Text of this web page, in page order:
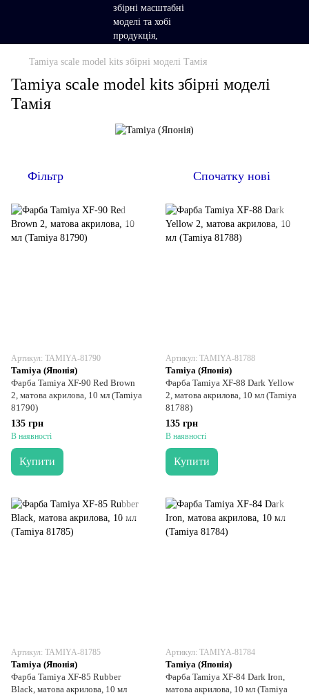
Tamiya scale model kits збірні моделі Тамія
Tamiya scale model kits збірні моделі
Тамія
Фільтр Спочатку нові
Артикул: TAMIYA-81790
Tamiya (Японія)
Фарба Tamiya XF-90 Red Brown
2, матова акрилова, 10 мл (Tamiya
81790)
135 грн
В наявності
Купити
Артикул: TAMIYA-81788
Tamiya (Японія)
Фарба Tamiya XF-88 Dark Yellow
2, матова акрилова, 10 мл (Tamiya
81788)
135 грн
В наявності
Купити
Артикул: TAMIYA-81785
Tamiya (Японія)
Фарба Tamiya XF-85 Rubber
Black, матова акрилова, 10 мл
Артикул: TAMIYA-81784
Tamiya (Японія)
Фарба Tamiya XF-84 Dark Iron,
матова акрилова, 10 мл (Tamiya